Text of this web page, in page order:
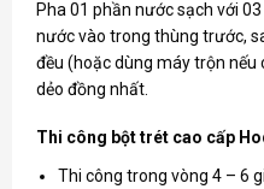
Pha 01 phần nước sạch với
nước vào trong thùng trước,
đều (hoặc dùng máy trộn nếu
dẻo đồng nhất.
Thi công bột trét cao cấp
Thi công trong vòng 4 – 6